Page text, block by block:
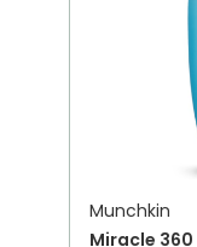
Munchkin
Miracle 360